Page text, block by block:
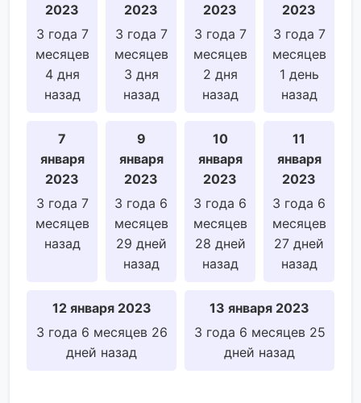
2023
3 года 7
месяцев
4 дня
назад
2023
3 года 7
месяцев
3 дня
назад
2023
3 года 7
месяцев
2 дня
назад
2023
3 года 7
месяцев
1 день
назад
7
января
2023
3 года 7
месяцев
назад
9
января
2023
3 года 6
месяцев
29 дней
назад
10
января
2023
3 года 6
месяцев
28 дней
назад
11
января
2023
3 года 6
месяцев
27 дней
назад
12 января 2023
3 года 6 месяцев 26
дней назад
13 января 2023
3 года 6 месяцев 25
дней назад